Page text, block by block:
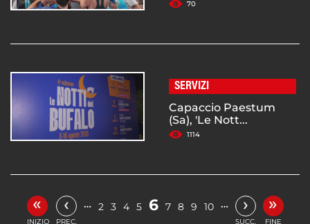
70
SERVIZI
Capaccio Paestum
(Sa), 'Le Nott...
1114
«
INIZIO
‹
PREC.
… 2 3 4 5 6 7 8 9 10 … ›
SUCC.
»
FINE